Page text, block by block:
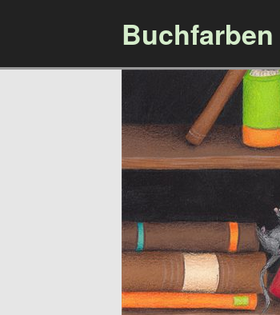
Buchfarben